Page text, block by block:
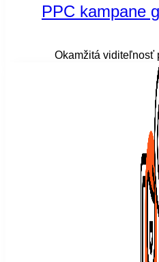
PPC kampane
Okamžitá viditeľnosť